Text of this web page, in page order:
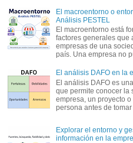
El macroentorno o
Análisis PESTEL
El macroentorno está
factores generales que
empresas de una
país. Una empresa no
El análisis DAFO en la
El análisis DAFO es
que permite conocer la
empresa, un proyecto
persona antes de
Explorar el entorno y
información en la